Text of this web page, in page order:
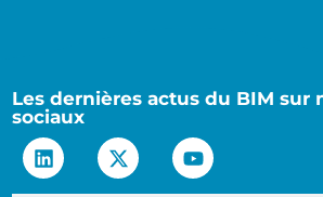
Les dernières actus du BIM sur
sociaux